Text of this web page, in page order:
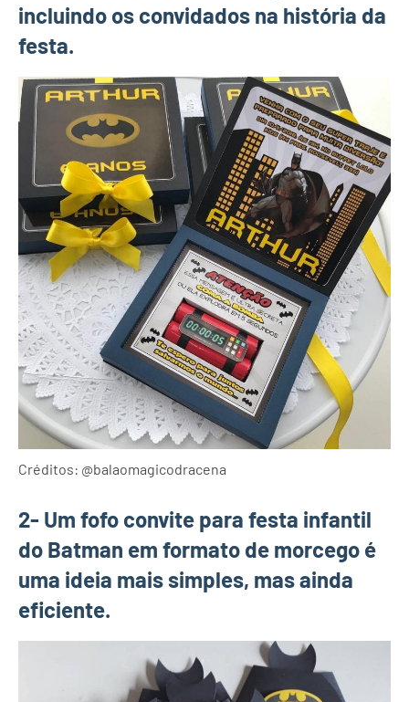
incluindo os convidados na história da
festa.
Créditos: @balaomagicodracena
2- Um fofo convite para festa infantil
do Batman em formato de morcego é
uma ideia mais simples, mas ainda
eficiente.